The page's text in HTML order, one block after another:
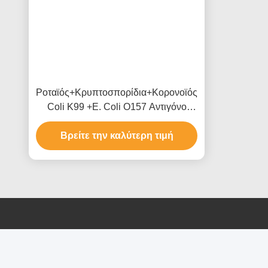
Ροταϊός+Κρυπτοσπορίδια+Κορονοϊός+E.
Coli K99 +E. Coli O157 Αντιγόνο
Σύνθετο Τεστ Ταχείας Δοκιμής
(Πεπικά)
Βρείτε την καλύτερη τιμή